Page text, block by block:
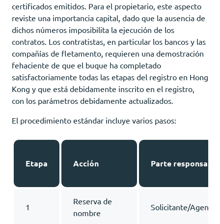
certificados emitidos. Para el propietario, este aspecto
reviste una importancia capital, dado que la ausencia de
dichos números imposibilita la ejecución de los
contratos. Los contratistas, en particular los bancos y las
compañías de fletamento, requieren una demostración
fehaciente de que el buque ha completado
satisfactoriamente todas las etapas del registro en Hong
Kong y que está debidamente inscrito en el registro,
con los parámetros debidamente actualizados.
El procedimiento estándar incluye varios pasos:
Etapa Acción Parte responsable
1
Reserva de
nombre
Solicitante/Agente